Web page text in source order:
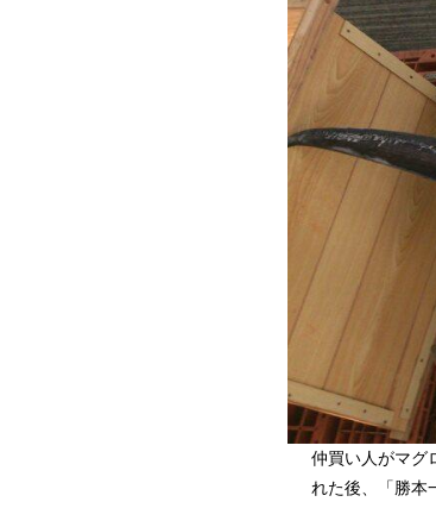
仲買い人がマグ
れた後、「勝本